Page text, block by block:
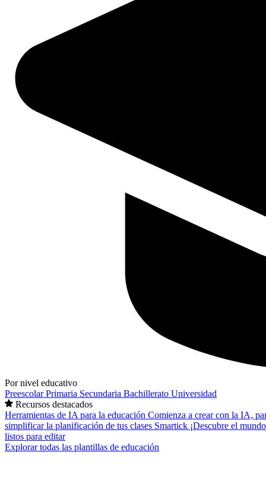
Por nivel educativo
PreescolarPrimaria Secundaria Bachillerato Universidad
Recursos destacados
Herramientas de IA para la educación Comienza a crear con la IA,
simplificar la planificación de tus clases Smartick ¡Descubre el
listos para editar
Explorar todas las plantillas de educación